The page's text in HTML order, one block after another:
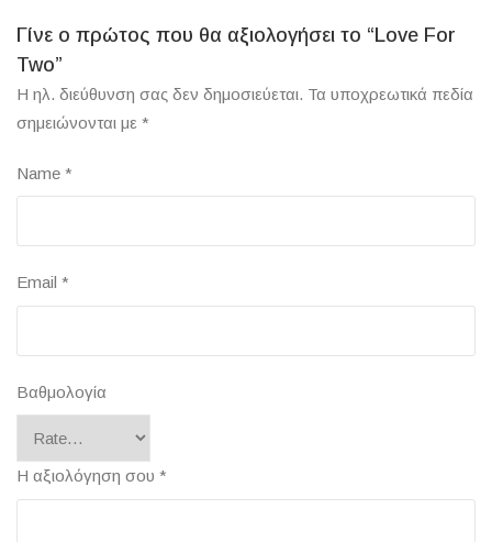
Γίνε ο πρώτος που θα αξιολογήσει το “Love For
Two”
Η ηλ. διεύθυνση σας δεν δημοσιεύεται. Τα υποχρεωτικά πεδία
σημειώνονται με *
Name *
Email *
Βαθμολογία
Η αξιολόγηση σου *